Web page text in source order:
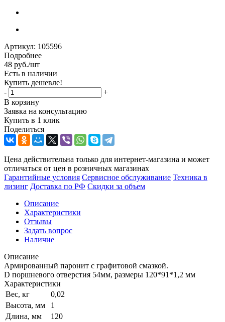
Артикул: 105596
Подробнее
48 руб./шт
Есть в наличии
Купить дешевле!
-
+
В корзину
Заявка на консультацию
Купить в 1 клик
Поделиться
Цена действительна только для интернет-магазина и может
отличаться от цен в розничных магазинах
Гарантийные условия Сервисное обслуживание Техника в
лизинг Доставка по РФ Скидки за объем
Описание
Характеристики
Отзывы
Задать вопрос
Наличие
Описание
Армированный паронит с графитовой смазкой.
D поршневого отверстия 54мм, размеры 120*91*1,2 мм
Характеристики
Вес, кг
0,02
Высота, мм
1
Длина, мм
120